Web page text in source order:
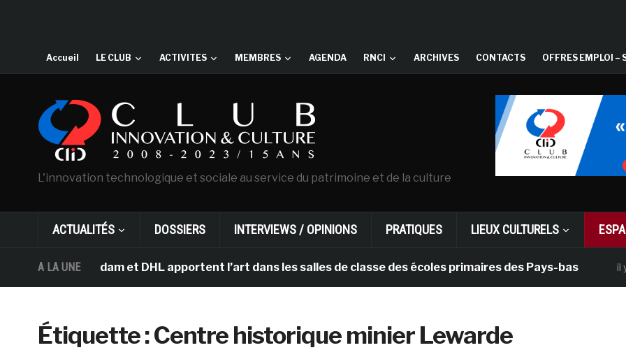
Accueil LE CLUB ACTIVITES MEMBRES AGENDA RNCI ARCHIVES CONTACTS OFFRES EMPLOI –
L'innovation technologique et sociale au service du patrimoine et de la culture
ACTUALITÉS DOSSIERS INTERVIEWS / OPINIONS PRATIQUES LIEUX CULTURELS
A LA UNE
d’Amsterdam et DHL apportent l’art dans les salles de classe des écoles primaires des Pays-bas il y a 1
Étiquette :Centre historique minier Lewarde